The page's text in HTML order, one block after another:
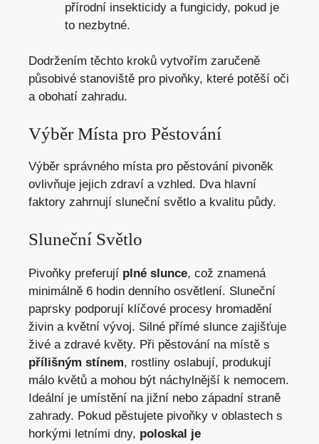
přírodní insekticidy a fungicidy, pokud je
to nezbytné.
Dodržením těchto kroků vytvořím zaručeně
působivé stanoviště pro pivoňky, které potěší oči
a obohatí zahradu.
Výběr Místa pro Pěstování
Výběr správného místa pro pěstování pivoněk
ovlivňuje jejich zdraví a vzhled. Dva hlavní
faktory zahrnují sluneční světlo a kvalitu půdy.
Sluneční Světlo
Pivoňky preferují plné slunce, což znamená
minimálně 6 hodin denního osvětlení. Sluneční
paprsky podporují klíčové procesy hromadění
živin a květní vývoj. Silné přímé slunce zajišťuje
živé a zdravé květy. Při pěstování na místě s
přílišným stínem, rostliny oslabují, produkují
málo květů a mohou být náchylnější k nemocem.
Ideální je umístění na jižní nebo západní straně
zahrady. Pokud pěstujete pivoňky v oblastech s
horkými letními dny, poloskal je